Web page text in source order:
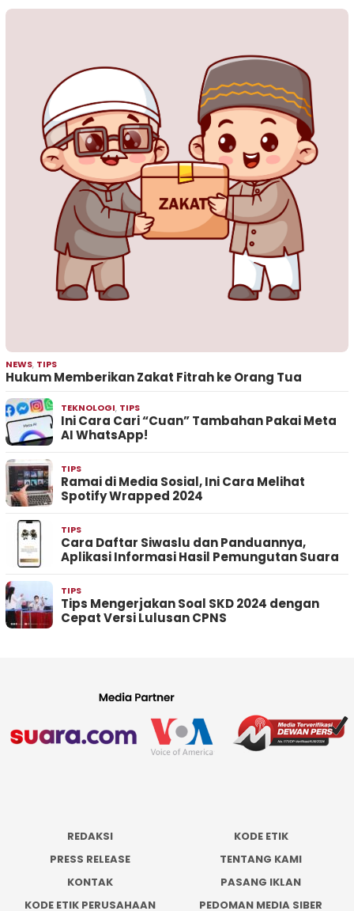
NEWS, TIPS
Hukum Memberikan Zakat Fitrah ke Orang Tua
TEKNOLOGI, TIPS
Ini Cara Cari “Cuan” Tambahan Pakai Meta
AI WhatsApp!
TIPS
Ramai di Media Sosial, Ini Cara Melihat
Spotify Wrapped 2024
TIPS
Cara Daftar Siwaslu dan Panduannya,
Aplikasi Informasi Hasil Pemungutan Suara
TIPS
Tips Mengerjakan Soal SKD 2024 dengan
Cepat Versi Lulusan CPNS
REDAKSI
KODE ETIK
PRESS RELEASE
TENTANG KAMI
KONTAK
PASANG IKLAN
KODE ETIK PERUSAHAAN
PEDOMAN MEDIA SIBER